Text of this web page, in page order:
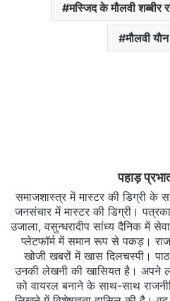
मस्जिद के मौलवी शब्बीर
मौलवी
पहाड़
समाजशास्त्र में मास्टर की डिग्री के
जनसंचार में मास्टर की डिग्री।
उजाला, वसुन्धरादीप सांध्य दैनिक में
प्लेटफॉर्म में समान रूप से पकड़।
खोजी खबरों में खास दिलचस्‍पी।
उनकी लेखनी की खासियत है। अपने
को वायरल बनाने के साथ-साथ